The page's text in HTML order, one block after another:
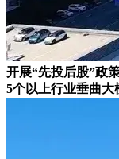
开展“先投后股”政
5个以上行业垂曲大